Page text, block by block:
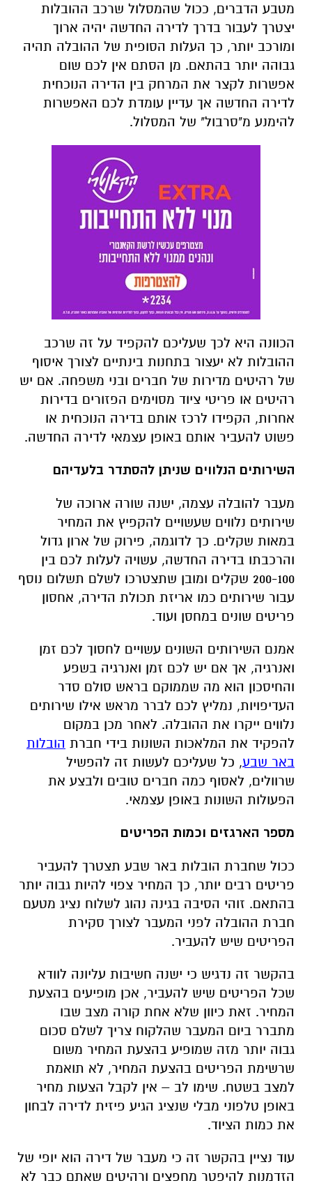
מטבע הדברים, ככול שהמסלול שרכב ההובלות
יצטרך לעבור בדרך לדירה החדשה יהיה ארוך
ומורכב יותר, כך העלות הסופית של ההובלה תהיה
גבוהה יותר בהתאם. מן הסתם אין לכם שום
אפשרות לקצר את המרחק בין הדירה הנוכחית
לדירה החדשה אך עדיין עומדת לכם האפשרות
להימנע מ"סרבול" של המסלול.
הכוונה היא לכך שעליכם להקפיד על זה שרכב
ההובלות לא יעצור בתחנות בינתיים לצורך איסוף
של רהיטים מדירות של חברים ובני משפחה. אם יש
רהיטים או פריטי ציוד מסוימים הפזורים בדירות
אחרות, הקפידו לרכז אותם בדירה הנוכחית או
פשוט להעביר אותם באופן עצמאי לדירה החדשה.
השירותים הנלווים שניתן להסתדר בלעדיהם
מעבר להובלה עצמה, ישנה שורה ארוכה של
שירותים נלווים שעשויים להקפיץ את המחיר
במאות שקלים. כך לדוגמה, פירוק של ארון גדול
והרכבתו בדירה החדשה, עשויה לעלות לכם בין
200-100 שקלים ומובן שתצטרכו לשלם תשלום נוסף
עבור שירותים כמו אריזת תכולת הדירה, אחסון
פריטים שונים במחסן ועוד.
אמנם השירותים השונים עשויים לחסוך לכם זמן
ואנרגיה, אך אם יש לכם זמן ואנרגיה בשפע
והחיסכון הוא מה שממוקם בראש סולם סדר
העדיפויות, נמליץ לכם לברר מראש אילו שירותים
נלווים ייקרו את ההובלה. לאחר מכן במקום
להפקיד את המלאכות השונות בידי חברת הובלות
באר שבע, כל שעליכם לעשות זה להפשיל
שרוולים, לאסוף כמה חברים טובים ולבצע את
הפעולות השונות באופן עצמאי.
מספר הארגזים וכמות הפריטים
ככול שחברת הובלות באר שבע תצטרך להעביר
פריטים רבים יותר, כך המחיר צפוי להיות גבוה יותר
בהתאם. זוהי הסיבה בגינה נהוג לשלוח נציג מטעם
חברת ההובלה לפני המעבר לצורך סקירת
הפריטים שיש להעביר.
בהקשר זה נדגיש כי ישנה חשיבות עליונה לוודא
שכל הפריטים שיש להעביר, אכן מופיעים בהצעת
המחיר. זאת כיוון שלא אחת קורה מצב שבו
מתברר ביום המעבר שהלקוח צריך לשלם סכום
גבוה יותר מזה שמופיע בהצעת המחיר משום
שרשימת הפריטים בהצעת המחיר, לא תואמת
למצב בשטח. שימו לב – אין לקבל הצעות מחיר
באופן טלפוני מבלי שנציג הגיע פיזית לדירה לבחון
את כמות הציוד.
עוד נציין בהקשר זה כי מעבר של דירה הוא יופי של
הזדמנות להיפטר מחפצים ורהיטים שאתם כבר לא